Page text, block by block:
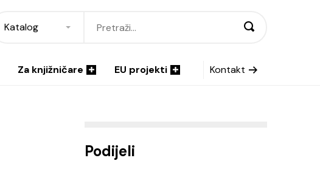
Katalog
Za knjižničare EU projekti Kontakt
Podijeli